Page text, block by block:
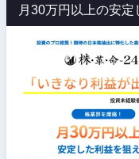
月30万円以上の安定